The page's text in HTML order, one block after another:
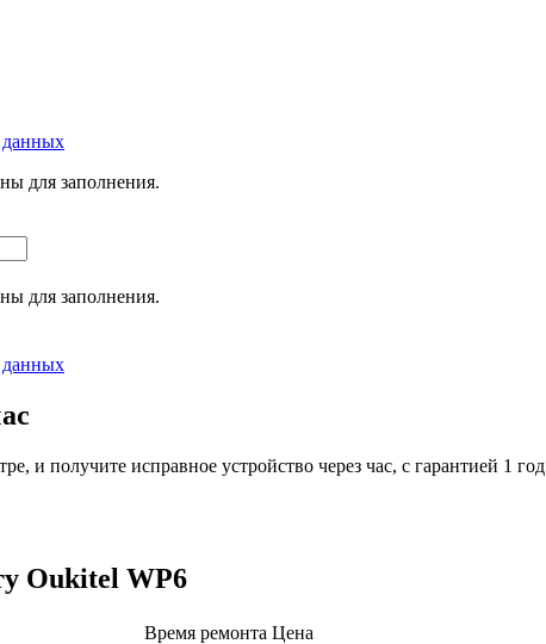
данных
для заполнения.
для заполнения.
данных
и получите исправное устройство через час, с гарантией 1 год
Oukitel WP6
Время ремонта Цена